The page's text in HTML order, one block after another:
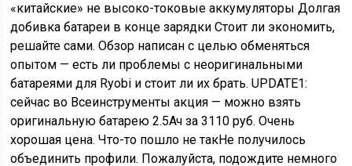
«китайские» не высоко-токовые аккумуляторы Долгая
добивка батареи в конце зарядки Стоит ли экономить,
решайте сами. Обзор написан с целью обменяться
опытом — есть ли проблемы с неоригинальными
батареями для Ryobi и стоит ли их брать. UPDATE1:
сейчас во Всеинструменты акция — можно взять
оригинальную батарею 2.5Ач за 3110 руб. Очень
хорошая цена. Что-то пошло не такНе получилось
объединить профили. Пожалуйста, подождите немного